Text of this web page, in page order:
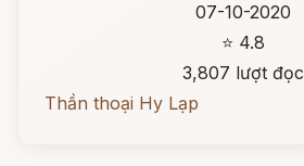
07-10-2020
⭐ 4.8
3,807 lượt đọc
Thần thoại Hy Lạp